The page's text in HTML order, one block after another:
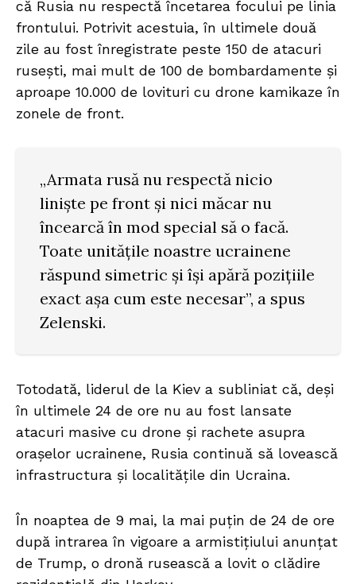
că Rusia nu respectă încetarea focului pe linia
frontului. Potrivit acestuia, în ultimele două
zile au fost înregistrate peste 150 de atacuri
rusești, mai mult de 100 de bombardamente și
aproape 10.000 de lovituri cu drone kamikaze în
zonele de front.
„Armata rusă nu respectă nicio
liniște pe front și nici măcar nu
încearcă în mod special să o facă.
Toate unitățile noastre ucrainene
răspund simetric și își apără pozițiile
exact așa cum este necesar”, a spus
Zelenski.
Totodată, liderul de la Kiev a subliniat că, deși
în ultimele 24 de ore nu au fost lansate
atacuri masive cu drone și rachete asupra
orașelor ucrainene, Rusia continuă să lovească
infrastructura și localitățile din Ucraina.
În noaptea de 9 mai, la mai puțin de 24 de ore
după intrarea în vigoare a armistițiului anunțat
de Trump, o dronă rusească a lovit o clădire